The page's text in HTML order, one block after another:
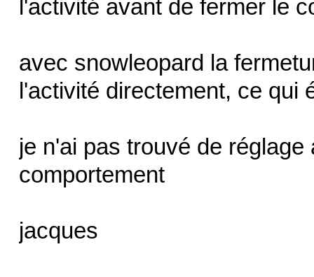
l'activité avant de fermer le
avec snowleopard la
l'activité directement, ce qui
je n'ai pas trouvé de
comportement
jacques